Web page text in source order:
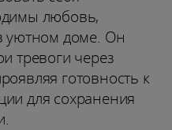
любовь,
уютном доме. Он
тревоги через
готовность к
для сохранения